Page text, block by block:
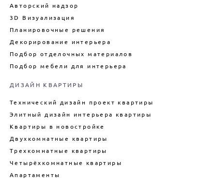
ДИЗАЙН ИНТЕРЬЕРА
ЗАГОРОДНОГО ДОМА
АПАРТАМЕНТОВ
ДИЗАЙН ИНТЕРЬЕРА ТАУНХАУСА
ДИЗАЙН КВАРТИРЫ В СТИЛЕ
ДИЗАЙН ДУПЛЕКСА
НОВОСТРОЙКЕ
ТЕХНИЧЕСКИЙ ДИЗАЙН
КВАРТИРЫ
ВНУТРЕННИЙ ИНТЕРЬЕР
РАЗРАБОТКА ДИЗАЙНА
ВЫСТАВОЧНОГО СТЕНДА
ДИЗАЙН-ПРОЕКТ ОТЕЛЯ
ПОДБОР ОТДЕЛОЧНЫХ МАТЕРИАЛОВ
Авторский надзор
3D Визуализация
Планировочные решения
Декорирование интерьера
Подбор отделочных материалов
Подбор мебели для интерьера
ДИЗАЙН КВАРТИРЫ
Технический дизайн проект квартиры
Элитный дизайн интерьера квартиры
Квартиры в новостройке
Двухкомнатные квартиры
Трехкомнатные квартиры
Четырёхкомнатные квартиры
Апартаменты